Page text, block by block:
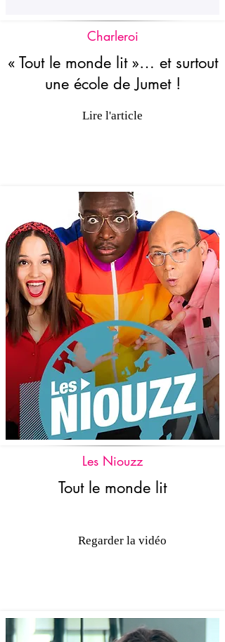
Charleroi
« Tout le monde lit »… et surtout
une école de Jumet !
Lire l'article
Les Niouzz
Tout le monde lit
Regarder la vidéo